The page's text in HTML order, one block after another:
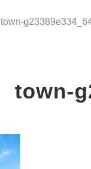
town-
town-